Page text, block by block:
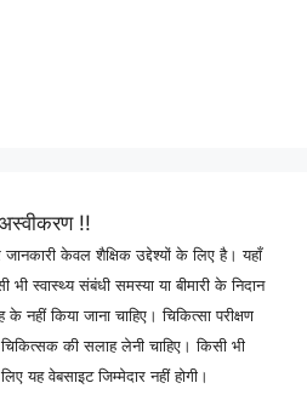
!!
केवल शैक्षिक उद्देश्यों के लिए है। यहाँ
भी स्वास्थ्य संबंधी समस्या या बीमारी के निदान
नहीं किया जाना चाहिए। चिकित्सा परीक्षण
की सलाह लेनी चाहिए। किसी भी
यह वेबसाइट जिम्मेदार नहीं होगी।